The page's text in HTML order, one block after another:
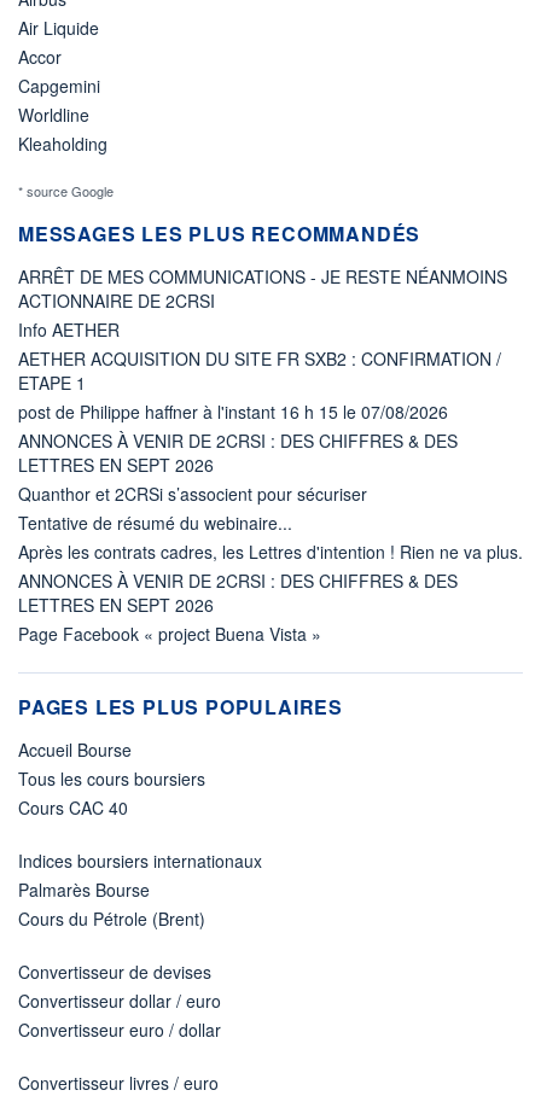
Air Liquide
Accor
Capgemini
Worldline
Kleaholding
* source Google
MESSAGES LES PLUS RECOMMANDÉS
ARRÊT DE MES COMMUNICATIONS - JE RESTE NÉANMOINS
ACTIONNAIRE DE 2CRSI
Info AETHER
AETHER ACQUISITION DU SITE FR SXB2 : CONFIRMATION /
ETAPE 1
post de Philippe haffner à l'instant 16 h 15 le 07/08/2026
ANNONCES À VENIR DE 2CRSI : DES CHIFFRES & DES
LETTRES EN SEPT 2026
Quanthor et 2CRSi s’associent pour sécuriser
Tentative de résumé du webinaire...
Après les contrats cadres, les Lettres d'intention ! Rien ne va plus.
ANNONCES À VENIR DE 2CRSI : DES CHIFFRES & DES
LETTRES EN SEPT 2026
Page Facebook « project Buena Vista »
PAGES LES PLUS POPULAIRES
Accueil Bourse
Tous les cours boursiers
Cours CAC 40
Indices boursiers internationaux
Palmarès Bourse
Cours du Pétrole (Brent)
Convertisseur de devises
Convertisseur dollar / euro
Convertisseur euro / dollar
Convertisseur livres / euro